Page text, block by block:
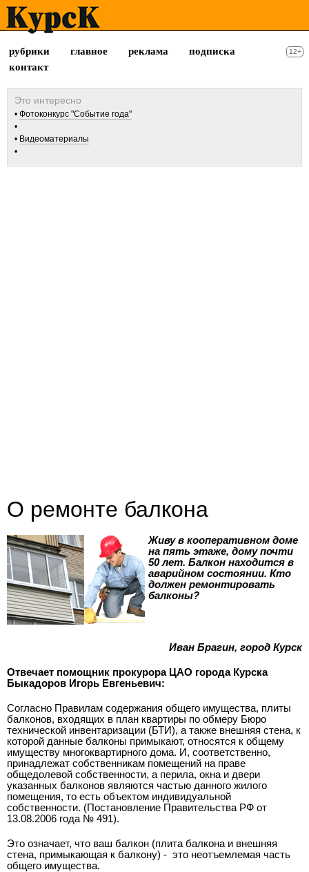
рубрики главное реклама
подписка
контакт
12+
Фотоконкурс "Событие года"
Видеоматериалы
О ремонте балкона
Живу в кооперативном доме
на пять этаже, дому почти
50 лет. Балкон находится в
аварийном состоянии. Кто
должен ремонтировать
балконы?
Иван Брагин, город Курск
Отвечает помощник прокурора ЦАО города Курска
Быкадоров Игорь Евгеньевич:
Согласно Правилам содержания общего имущества, плиты
балконов, входящих в план квартиры по обмеру Бюро
технической инвентаризации (БТИ), а также внешняя стена, к
которой данные балконы примыкают, относятся к общему
имуществу многоквартирного дома. И, соответственно,
принадлежат собственникам помещений на праве
общедолевой собственности, а перила, окна и двери
указанных балконов являются частью данного жилого
помещения, то есть объектом индивидуальной
собственности. (Постановление Правительства РФ от
13.08.2006 года № 491).
Это означает, что ваш балкон (плита балкона и внешняя
стена, примыкающая к балкону) - ­ это неотъемлемая часть
общего имущества.